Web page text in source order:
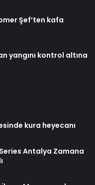
Şef’ten kafa
yangını kontrol altına
kura heyecanı
Antalya Zamana